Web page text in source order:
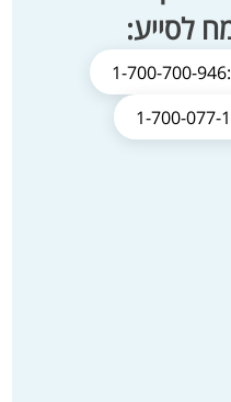
לסייע:
1-700-700-946
1-700-077-